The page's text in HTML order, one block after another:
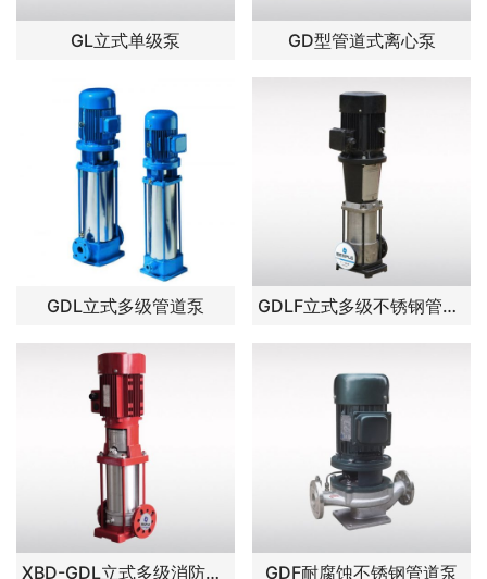
GL立式单级泵 GD型管道式离心泵
GDL立式多级管道泵 GDLF立式多级不锈钢管道泵
XBD-GDL立式多级消防稳压泵 GDF耐腐蚀不锈钢管道泵